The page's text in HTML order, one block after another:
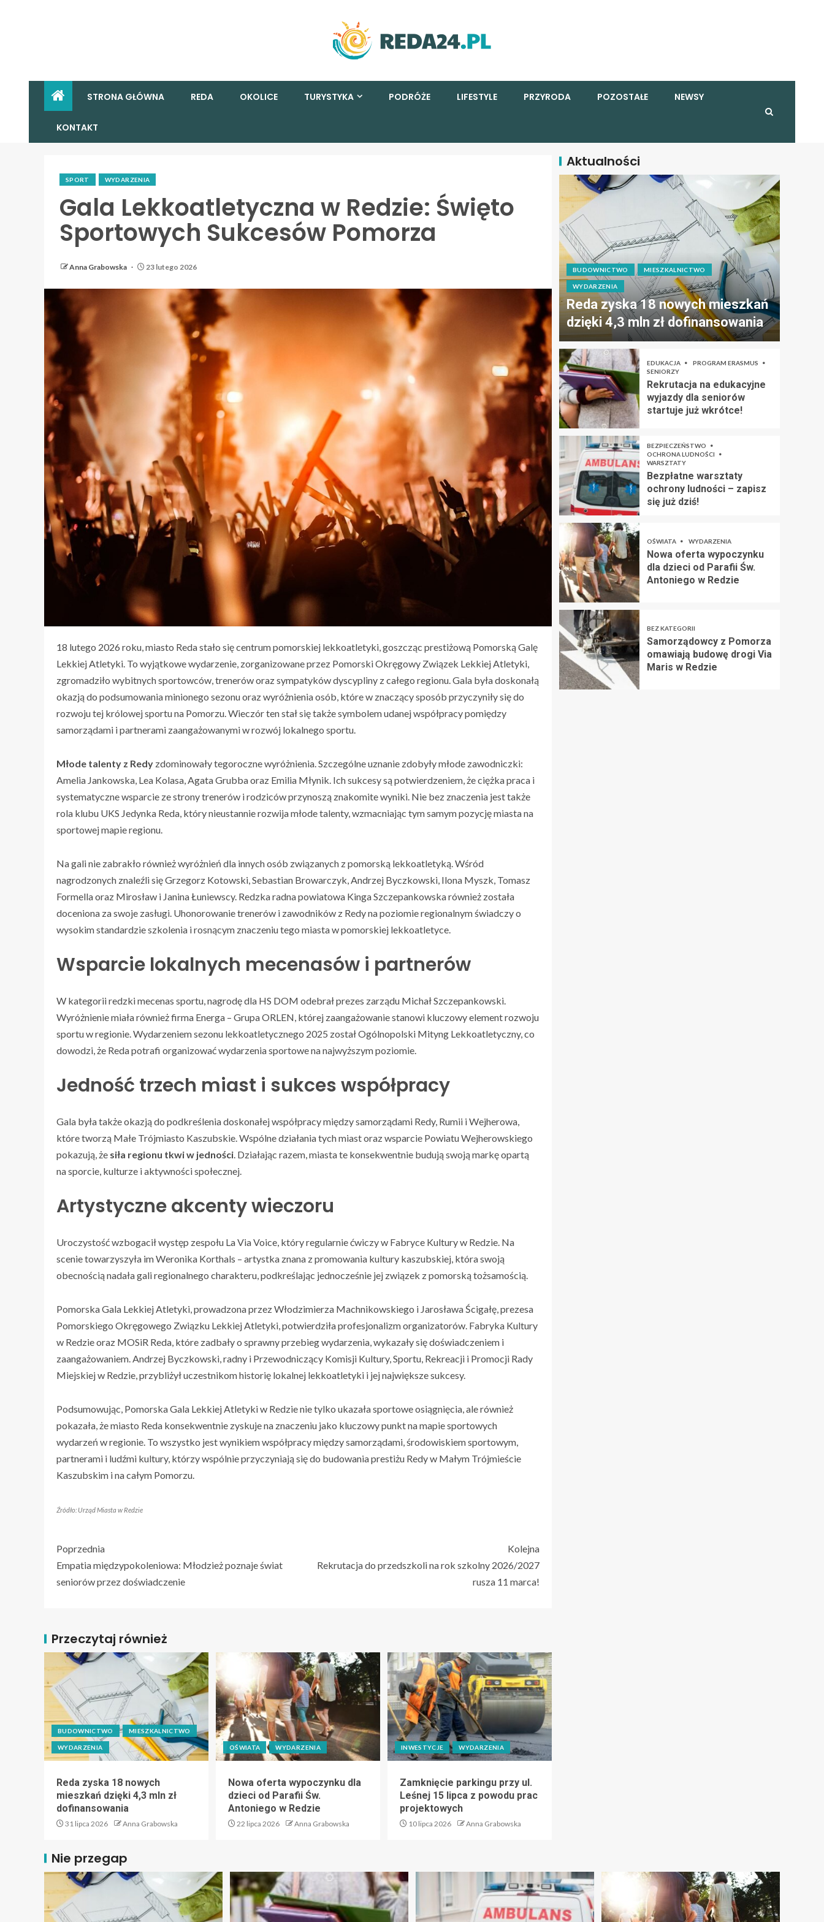
STRONA GŁÓWNA REDA OKOLICE TURYSTYKA PODRÓŻE LIFESTYLE PRZYRODA POZOSTAŁE NEWSY
KONTAKT
SPORT WYDARZENIA
Gala Lekkoatletyczna w Redzie: Święto
Sportowych Sukcesów Pomorza
Anna Grabowska 23 lutego 2026
18 lutego 2026 roku, miasto Reda stało się centrum pomorskiej lekkoatletyki, goszcząc prestiżową Pomorską Galę
Lekkiej Atletyki. To wyjątkowe wydarzenie, zorganizowane przez Pomorski Okręgowy Związek Lekkiej Atletyki,
zgromadziło wybitnych sportowców, trenerów oraz sympatyków dyscypliny z całego regionu. Gala była doskonałą
okazją do podsumowania minionego sezonu oraz wyróżnienia osób, które w znaczący sposób przyczyniły się do
rozwoju tej królowej sportu na Pomorzu. Wieczór ten stał się także symbolem udanej współpracy pomiędzy
samorządami i partnerami zaangażowanymi w rozwój lokalnego sportu.
Młode talenty z Redy zdominowały tegoroczne wyróżnienia. Szczególne uznanie zdobyły młode zawodniczki:
Amelia Jankowska, Lea Kolasa, Agata Grubba oraz Emilia Młynik. Ich sukcesy są potwierdzeniem, że ciężka praca i
systematyczne wsparcie ze strony trenerów i rodziców przynoszą znakomite wyniki. Nie bez znaczenia jest także
rola klubu UKS Jedynka Reda, który nieustannie rozwija młode talenty, wzmacniając tym samym pozycję miasta na
sportowej mapie regionu.
Na gali nie zabrakło również wyróżnień dla innych osób związanych z pomorską lekkoatletyką. Wśród
nagrodzonych znaleźli się Grzegorz Kotowski, Sebastian Browarczyk, Andrzej Byczkowski, Ilona Myszk, Tomasz
Formella oraz Mirosław i Janina Łuniewscy. Redzka radna powiatowa Kinga Szczepankowska również została
doceniona za swoje zasługi. Uhonorowanie trenerów i zawodników z Redy na poziomie regionalnym świadczy o
wysokim standardzie szkolenia i rosnącym znaczeniu tego miasta w pomorskiej lekkoatletyce.
Wsparcie lokalnych mecenasów i partnerów
W kategorii redzki mecenas sportu, nagrodę dla HS DOM odebrał prezes zarządu Michał Szczepankowski.
Wyróżnienie miała również firma Energa – Grupa ORLEN, której zaangażowanie stanowi kluczowy element rozwoju
sportu w regionie. Wydarzeniem sezonu lekkoatletycznego 2025 został Ogólnopolski Mityng Lekkoatletyczny, co
dowodzi, że Reda potrafi organizować wydarzenia sportowe na najwyższym poziomie.
Jedność trzech miast i sukces współpracy
Gala była także okazją do podkreślenia doskonałej współpracy między samorządami Redy, Rumii i Wejherowa,
które tworzą Małe Trójmiasto Kaszubskie. Wspólne działania tych miast oraz wsparcie Powiatu Wejherowskiego
pokazują, że siła regionu tkwi w jedności. Działając razem, miasta te konsekwentnie budują swoją markę opartą
na sporcie, kulturze i aktywności społecznej.
Artystyczne akcenty wieczoru
Uroczystość wzbogacił występ zespołu La Via Voice, który regularnie ćwiczy w Fabryce Kultury w Redzie. Na
scenie towarzyszyła im Weronika Korthals – artystka znana z promowania kultury kaszubskiej, która swoją
obecnością nadała gali regionalnego charakteru, podkreślając jednocześnie jej związek z pomorską tożsamością.
Pomorska Gala Lekkiej Atletyki, prowadzona przez Włodzimierza Machnikowskiego i Jarosława Ścigałę, prezesa
Pomorskiego Okręgowego Związku Lekkiej Atletyki, potwierdziła profesjonalizm organizatorów. Fabryka Kultury
w Redzie oraz MOSiR Reda, które zadbały o sprawny przebieg wydarzenia, wykazały się doświadczeniem i
zaangażowaniem. Andrzej Byczkowski, radny i Przewodniczący Komisji Kultury, Sportu, Rekreacji i Promocji Rady
Miejskiej w Redzie, przybliżył uczestnikom historię lokalnej lekkoatletyki i jej największe sukcesy.
Podsumowując, Pomorska Gala Lekkiej Atletyki w Redzie nie tylko ukazała sportowe osiągnięcia, ale również
pokazała, że miasto Reda konsekwentnie zyskuje na znaczeniu jako kluczowy punkt na mapie sportowych
wydarzeń w regionie. To wszystko jest wynikiem współpracy między samorządami, środowiskiem sportowym,
partnerami i ludźmi kultury, którzy wspólnie przyczyniają się do budowania prestiżu Redy w Małym Trójmieście
Kaszubskim i na całym Pomorzu.
Źródło: Urząd Miasta w Redzie
Poprzednia
Empatia międzypokoleniowa: Młodzież poznaje świat
seniorów przez doświadczenie
Kolejna
Rekrutacja do przedszkoli na rok szkolny 2026/2027
rusza 11 marca!
Przeczytaj również
BUDOWNICTWO MIESZKALNICTWO
WYDARZENIA
Reda zyska 18 nowych
mieszkań dzięki 4,3 mln zł
dofinansowania
31 lipca 2026 Anna Grabowska
OŚWIATA WYDARZENIA
Nowa oferta wypoczynku dla
dzieci od Parafii Św.
Antoniego w Redzie
22 lipca 2026 Anna Grabowska
INWESTYCJE WYDARZENIA
Zamknięcie parkingu przy ul.
Leśnej 15 lipca z powodu prac
projektowych
10 lipca 2026 Anna Grabowska
Aktualności
BUDOWNICTWO MIESZKALNICTWO
WYDARZENIA
Reda zyska 18 nowych mieszkań
dzięki 4,3 mln zł dofinansowania
EDUKACJA
PROGRAM ERASMUS
SENIORZY
Rekrutacja na edukacyjne
wyjazdy dla seniorów
startuje już wkrótce!
BEZPIECZEŃSTWO
OCHRONA LUDNOŚCI
WARSZTATY
Bezpłatne warsztaty
ochrony ludności – zapisz
się już dziś!
OŚWIATA WYDARZENIA
Nowa oferta wypoczynku
dla dzieci od Parafii Św.
Antoniego w Redzie
BEZ KATEGORII
Samorządowcy z Pomorza
omawiają budowę drogi Via
Maris w Redzie
Nie przegap